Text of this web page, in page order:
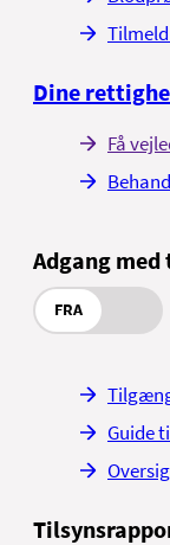
Dine
Få
Adgang med
FRA
Guide